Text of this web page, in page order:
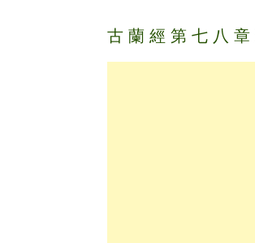
古 蘭 經 第 七 八